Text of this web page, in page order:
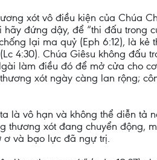
xót vô điều kiện của Chúa
đứng dậy, để “thi đấu trong
lại ma quỷ (Eph 6:12), là
4:30). Chúa Giêsu không
làm điều đó để mở cửa cho
xót ngày càng lan rộng;
là vô hạn và không thể diễn
thương xót đang chuyển động,
ơ và bạo lực đã ngự trị.